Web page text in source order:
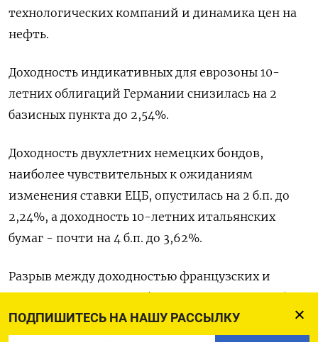
ПОДПИШИТЕСЬ НА НАШУ РАССЫЛКУ
технологических компаний и динамика цен на
нефть.
Доходность индикативных для еврозоны 10-
летних облигаций Германии снизилась на 2
базисных пункта до 2,54%.
Доходность двухлетних немецких бондов,
наиболее чувствительных к ожиданиям
изменения ставки ЕЦБ, опустилась на 2 б.п. до
2,24%, а доходность 10-летних итальянских
бумаг - почти на 4 б.п. до 3,62%.
Разрыв между доходностью французских и
- самое низкое значение с середины ноября.